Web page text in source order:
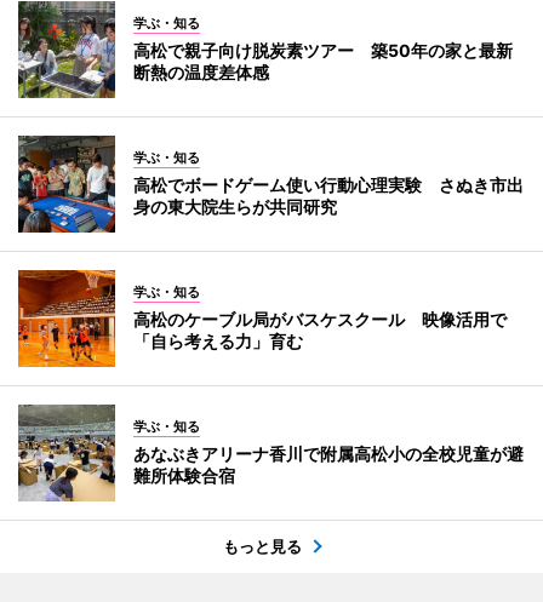
学ぶ・知る
高松で親子向け脱炭素ツアー 築50年の家と最新
断熱の温度差体感
学ぶ・知る
高松でボードゲーム使い行動心理実験 さぬき市出
身の東大院生らが共同研究
学ぶ・知る
高松のケーブル局がバスケスクール 映像活用で
「自ら考える力」育む
学ぶ・知る
あなぶきアリーナ香川で附属高松小の全校児童が避
難所体験合宿
もっと見る